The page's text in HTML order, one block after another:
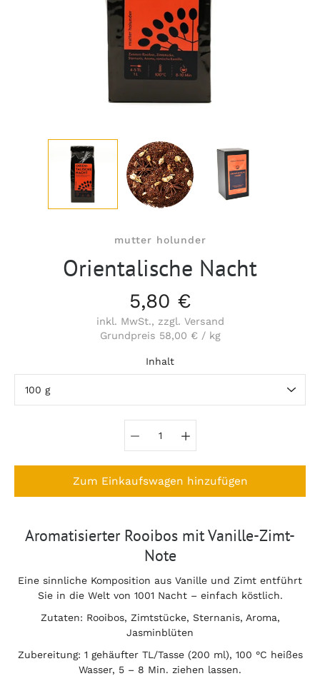
mutter holunder
Orientalische Nacht
5,80 €
inkl. MwSt., zzgl. Versand
Grundpreis 58,00 € / kg
Inhalt
Variante auswählen
Zum Einkaufswagen hinzufügen
Notify
me
product
is
available:
Aromatisierter Rooibos mit Vanille-Zimt-
Note
Eine sinnliche Komposition aus Vanille und Zimt entführt
Sie in die Welt von 1001 Nacht – einfach köstlich.
Zutaten: Rooibos, Zimtstücke, Sternanis, Aroma,
Jasminblüten
Zubereitung: 1 gehäufter TL/Tasse (200 ml), 100 °C heißes
Wasser, 5 – 8 Min. ziehen lassen.